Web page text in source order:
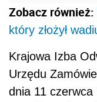
Zobacz również:
który złożył
Krajowa Izba
Urzędu
dnia 11